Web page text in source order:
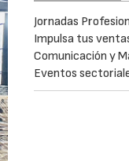
Jornadas
Impulsa tus
Comunicación y
Eventos